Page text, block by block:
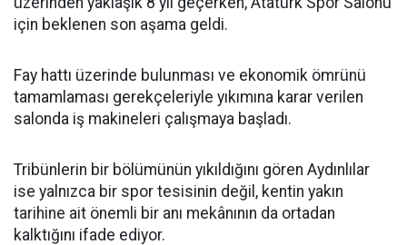
için beklenen son aşama geldi.
Fay hattı üzerinde bulunması ve ekonomik ömrünü
tamamlaması gerekçeleriyle yıkımına karar verilen
salonda iş makineleri çalışmaya başladı.
Tribünlerin bir bölümünün yıkıldığını gören Aydınlılar
ise yalnızca bir spor tesisinin değil, kentin yakın
tarihine ait önemli bir anı mekânının da ortadan
kalktığını ifade ediyor.